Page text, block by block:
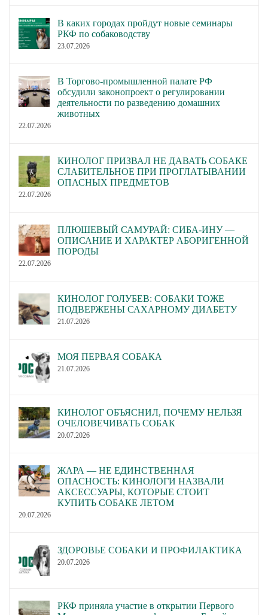
В каких городах пройдут новые семинары
РКФ по собаководству
23.07.2026
В Торгово-промышленной палате РФ
обсудили законопроект о регулировании
деятельности по разведению домашних
животных
22.07.2026
КИНОЛОГ ПРИЗВАЛ НЕ ДАВАТЬ СОБАКЕ
СЛАБИТЕЛЬНОЕ ПРИ ПРОГЛАТЫВАНИИ
ОПАСНЫХ ПРЕДМЕТОВ
22.07.2026
ПЛЮШЕВЫЙ САМУРАЙ: СИБА-ИНУ —
ОПИСАНИЕ И ХАРАКТЕР АБОРИГЕННОЙ
ПОРОДЫ
22.07.2026
КИНОЛОГ ГОЛУБЕВ: СОБАКИ ТОЖЕ
ПОДВЕРЖЕНЫ САХАРНОМУ ДИАБЕТУ
21.07.2026
МОЯ ПЕРВАЯ СОБАКА
21.07.2026
КИНОЛОГ ОБЪЯСНИЛ, ПОЧЕМУ НЕЛЬЗЯ
ОЧЕЛОВЕЧИВАТЬ СОБАК
20.07.2026
ЖАРА — НЕ ЕДИНСТВЕННАЯ
ОПАСНОСТЬ: КИНОЛОГИ НАЗВАЛИ
АКСЕССУАРЫ, КОТОРЫЕ СТОИТ
КУПИТЬ СОБАКЕ ЛЕТОМ
20.07.2026
ЗДОРОВЬЕ СОБАКИ И ПРОФИЛАКТИКА
20.07.2026
РКФ приняла участие в открытии Первого